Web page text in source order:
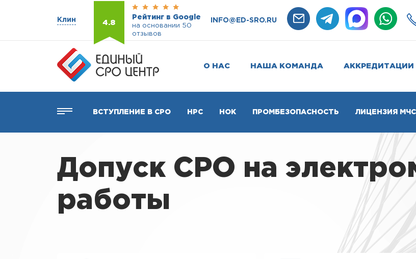
Клин 4.8
Рейтинг в Google
на основании 50
отзывов
INFO@ED-SRO.RU
О НАС НАША КОМАНДА АККРЕДИТАЦИИ
ВСТУПЛЕНИЕ В СРО НРС НОК ПРОМБЕЗОПАСНОСТЬ ЛИЦЕНЗИЯ МЧС
Допуск СРО на
работы